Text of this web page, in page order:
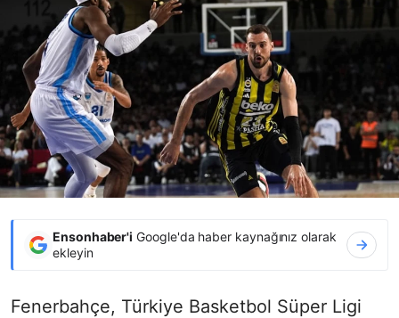
Ensonhaber'i Google'da haber kaynağınız olarak
ekleyin
Fenerbahçe, Türkiye Basketbol Süper Ligi